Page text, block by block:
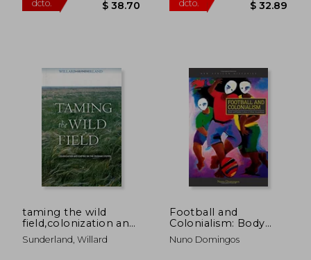
45%
dcto.
$ 169.39
$ 93.16
45%
dcto.
taming the wild
field,colonization and
empire on the
russian steppe (en
Sunderland, Willard
Football and
Colonialism: Body
and Popular Culture
in Urban
Nuno Domingos